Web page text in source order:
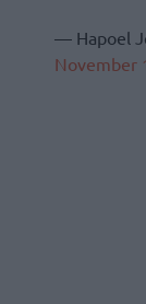
— Hapoel
November